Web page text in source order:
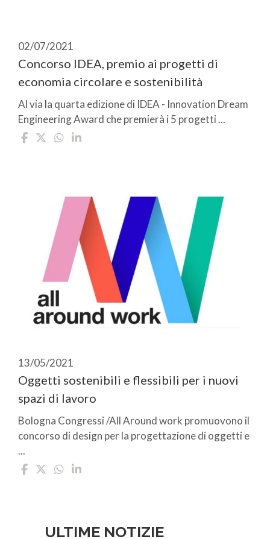
02/07/2021
Concorso IDEA, premio ai progetti di
economia circolare e sostenibilità
Al via la quarta edizione di IDEA - Innovation Dream
Engineering Award che premierà i 5 progetti ...
13/05/2021
Oggetti sostenibili e flessibili per i nuovi
spazi di lavoro
Bologna Congressi /All Around work promuovono il
concorso di design per la progettazione di oggetti e
...
ULTIME NOTIZIE